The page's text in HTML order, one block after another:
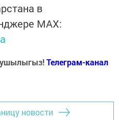
в
MАХ:
Телеграм-канал
новости